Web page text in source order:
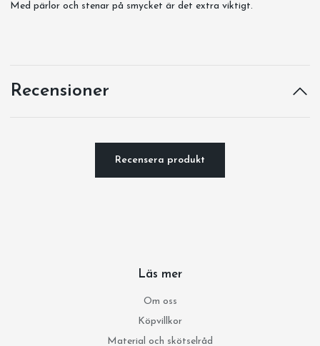
Med pärlor och stenar på smycket är det extra viktigt.
Recensioner
Recensera produkt
Läs mer
Om oss
Köpvillkor
Material och skötselråd